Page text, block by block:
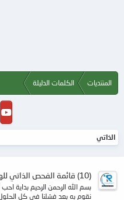
المنتديات الكلمات الدليلة
الذاتي
(10) قائمة الفحص الذاتي للهاردديسك Self Scan
بسم الله الرحمن الرحيم بداية